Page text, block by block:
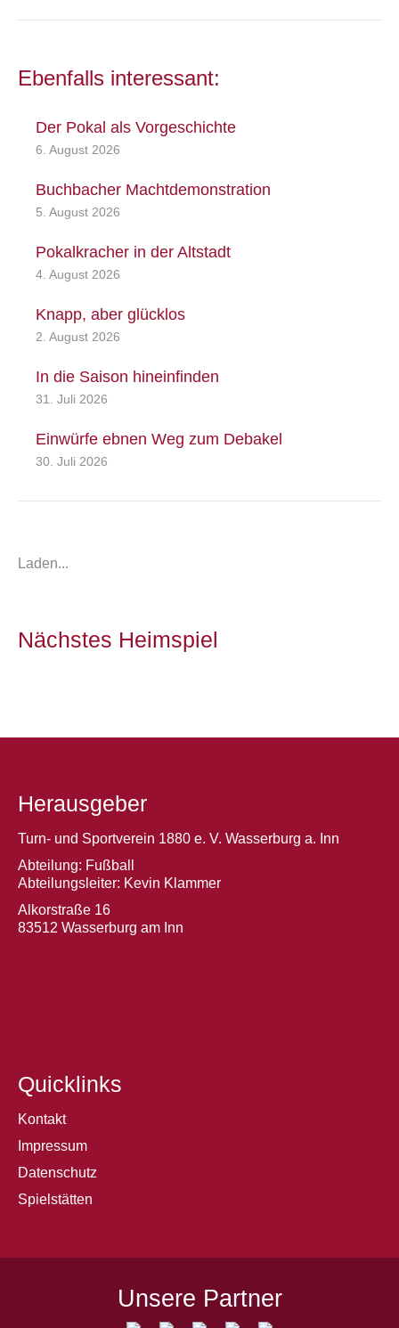
Ebenfalls interessant:
Der Pokal als Vorgeschichte
6. August 2026
Buchbacher Machtdemonstration
5. August 2026
Pokalkracher in der Altstadt
4. August 2026
Knapp, aber glücklos
2. August 2026
In die Saison hineinfinden
31. Juli 2026
Einwürfe ebnen Weg zum Debakel
30. Juli 2026
Laden...
Nächstes Heimspiel
Herausgeber
Turn- und Sportverein 1880 e. V. Wasserburg a. Inn
Abteilung: Fußball
Abteilungsleiter: Kevin Klammer
Alkorstraße 16
83512 Wasserburg am Inn
Quicklinks
Kontakt
Impressum
Datenschutz
Spielstätten
Unsere Partner